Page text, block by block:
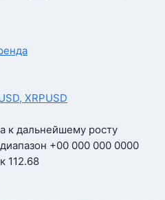
XRPUSD
к дальнейшему росту
+00 000 000 0000
112.68